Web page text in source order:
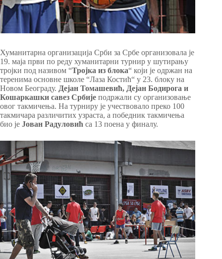
Хуманитарна организација Срби за Србе организовала је
19. маја први по реду хуманитарни турнир у шутирању
тројки под називом “Тројка из блока“ који је одржан на
теренима основне школе “Лаза Костић“ у 23. блоку на
Новом Београду. Дејан Томашевић, Дејан Бодирога и
Кошаркашки савез Србије подржали су организовање
овог такмичења. На турниру је учествовало преко 100
такмичара различитих узраста, а победник такмичења
био је Јован Радуловић са 13 поена у финалу.